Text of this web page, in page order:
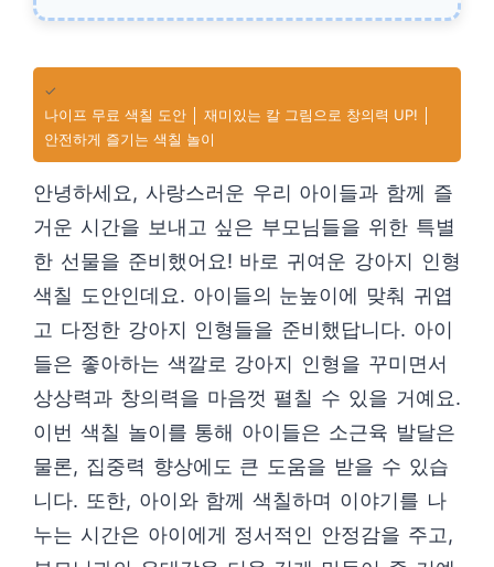
✓
나이프 무료 색칠 도안 │ 재미있는 칼 그림으로 창의력 UP! │
안전하게 즐기는 색칠 놀이
안녕하세요, 사랑스러운 우리 아이들과 함께 즐
거운 시간을 보내고 싶은 부모님들을 위한 특별
한 선물을 준비했어요! 바로 귀여운 강아지 인형
색칠 도안인데요. 아이들의 눈높이에 맞춰 귀엽
고 다정한 강아지 인형들을 준비했답니다. 아이
들은 좋아하는 색깔로 강아지 인형을 꾸미면서
상상력과 창의력을 마음껏 펼칠 수 있을 거예요.
이번 색칠 놀이를 통해 아이들은 소근육 발달은
물론, 집중력 향상에도 큰 도움을 받을 수 있습
니다. 또한, 아이와 함께 색칠하며 이야기를 나
누는 시간은 아이에게 정서적인 안정감을 주고,